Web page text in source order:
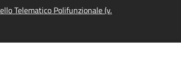
Telematico Polifunzionale (v.